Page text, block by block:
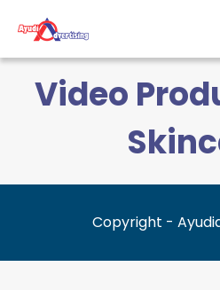
Video
Copyright -